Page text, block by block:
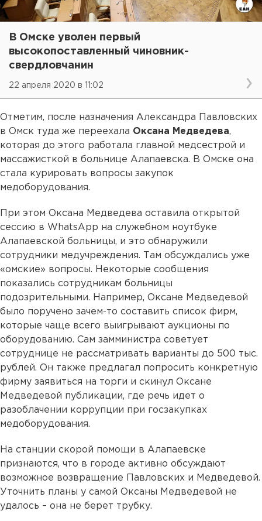
В Омске уволен первый
высокопоставленный чиновник-
свердловчанин
22 апреля 2020 в 11:02
Отметим, после назначения Александра Павловских
в Омск туда же переехала Оксана Медведева,
которая до этого работала главной медсестрой и
массажисткой в больнице Алапаевска. В Омске она
стала курировать вопросы закупок
медоборудования.
При этом Оксана Медведева оставила открытой
сессию в WhatsApp на служебном ноутбуке
Алапаевской больницы, и это обнаружили
сотрудники медучреждения. Там обсуждались уже
«омские» вопросы. Некоторые сообщения
показались сотрудникам больницы
подозрительными. Например, Оксане Медведевой
было поручено зачем-то составить список фирм,
которые чаще всего выигрывают аукционы по
оборудованию. Сам замминистра советует
сотруднице не рассматривать варианты до 500 тыс.
рублей. Он также предлагал попросить конкретную
фирму заявиться на торги и скинул Оксане
Медведевой публикации, где речь идет о
разоблачении коррупции при госзакупках
медоборудования.
На станции скорой помощи в Алапаевске
признаются, что в городе активно обсуждают
возможное возвращение Павловских и Медведевой.
Уточнить планы у самой Оксаны Медведевой не
удалось – она не берет трубку.